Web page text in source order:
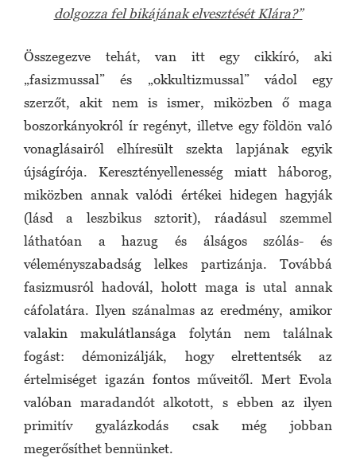
dolgozza fel bikájának elvesztését Klára?”
Összegezve tehát, van itt egy cikkíró, aki
„fasizmussal” és „okkultizmussal” vádol egy
szerzőt, akit nem is ismer, miközben ő maga
boszorkányokról ír regényt, illetve egy földön való
vonaglásairól elhíresült szekta lapjának egyik
újságírója. Keresztényellenesség miatt háborog,
miközben annak valódi értékei hidegen hagyják
(lásd a leszbikus sztorit), ráadásul szemmel
láthatóan a hazug és álságos szólás- és
véleményszabadság lelkes partizánja. Továbbá
fasizmusról hadovál, holott maga is utal annak
cáfolatára. Ilyen szánalmas az eredmény, amikor
valakin makulátlansága folytán nem találnak
fogást: démonizálják, hogy elrettentsék az
értelmiséget igazán fontos műveitől. Mert Evola
valóban maradandót alkotott, s ebben az ilyen
primitív gyalázkodás csak még jobban
megerősíthet bennünket.